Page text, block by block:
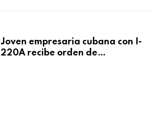
Joven empresaria cubana con I-
220A recibe orden de